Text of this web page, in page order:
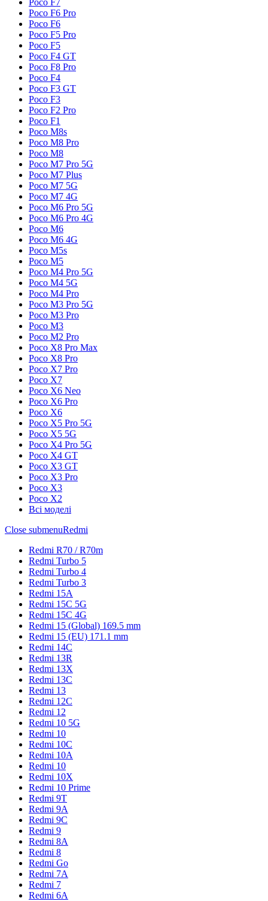
Poco F7
Poco F6 Pro
Poco F6
Poco F5 Pro
Poco F5
Poco F4 GT
Poco F8 Pro
Poco F4
Poco F3 GT
Poco F3
Poco F2 Pro
Poco F1
Poco M8s
Poco M8 Pro
Poco M8
Poco M7 Pro 5G
Poco M7 Plus
Poco M7 5G
Poco M7 4G
Poco M6 Pro 5G
Poco M6 Pro 4G
Poco M6
Poco M6 4G
Poco M5s
Poco M5
Poco M4 Pro 5G
Poco M4 5G
Poco M4 Pro
Poco M3 Pro 5G
Poco M3 Pro
Poco M3
Poco M2 Pro
Poco X8 Pro Max
Poco X8 Pro
Poco X7 Pro
Poco X7
Poco X6 Neo
Poco X6 Pro
Poco X6
Poco X5 Pro 5G
Poco X5 5G
Poco X4 Pro 5G
Poco X4 GT
Poco X3 GT
Poco X3 Pro
Poco X3
Poco X2
Всі моделі
Close submenuRedmi
Redmi R70 / R70m
Redmi Turbo 5
Redmi Turbo 4
Redmi Turbo 3
Redmi 15A
Redmi 15C 5G
Redmi 15C 4G
Redmi 15 (Global) 169.5 mm
Redmi 15 (EU) 171.1 mm
Redmi 14C
Redmi 13R
Redmi 13X
Redmi 13C
Redmi 13
Redmi 12C
Redmi 12
Redmi 10 5G
Redmi 10
Redmi 10C
Redmi 10A
Redmi 10
Redmi 10X
Redmi 10 Prime
Redmi 9T
Redmi 9A
Redmi 9C
Redmi 9
Redmi 8A
Redmi 8
Redmi Go
Redmi 7A
Redmi 7
Redmi 6A